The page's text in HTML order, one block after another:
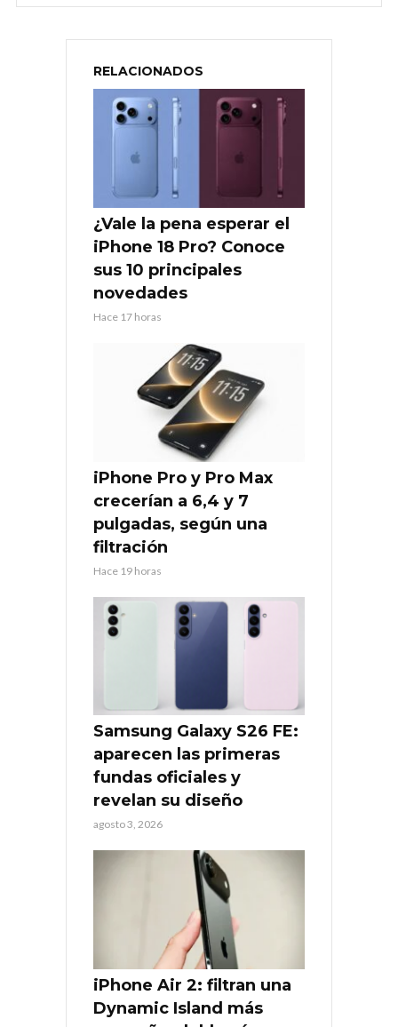
RELACIONADOS
¿Vale la pena esperar el
iPhone 18 Pro? Conoce
sus 10 principales
novedades
Hace 17 horas
iPhone Pro y Pro Max
crecerían a 6,4 y 7
pulgadas, según una
filtración
Hace 19 horas
Samsung Galaxy S26 FE:
aparecen las primeras
fundas oficiales y
revelan su diseño
agosto 3, 2026
iPhone Air 2: filtran una
Dynamic Island más